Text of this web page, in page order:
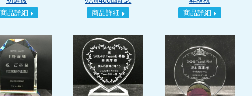
商品詳細
商品詳細
商品詳細